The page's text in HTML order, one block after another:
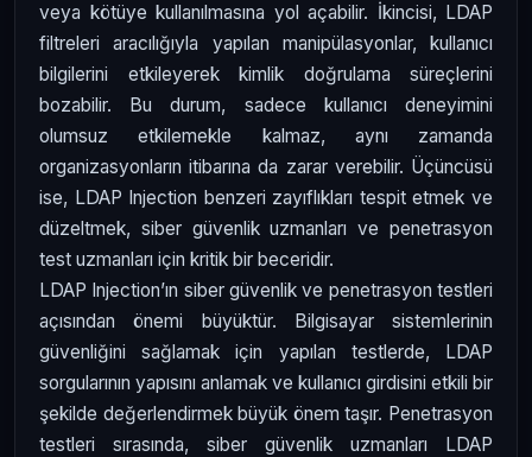
veya kötüye kullanılmasına yol açabilir. İkincisi, LDAP
filtreleri aracılığıyla yapılan manipülasyonlar, kullanıcı
bilgilerini etkileyerek kimlik doğrulama süreçlerini
bozabilir. Bu durum, sadece kullanıcı deneyimini
olumsuz etkilemekle kalmaz, aynı zamanda
organizasyonların itibarına da zarar verebilir. Üçüncüsü
ise, LDAP Injection benzeri zayıflıkları tespit etmek ve
düzeltmek, siber güvenlik uzmanları ve penetrasyon
test uzmanları için kritik bir beceridir.
LDAP Injection’ın siber güvenlik ve penetrasyon testleri
açısından önemi büyüktür. Bilgisayar sistemlerinin
güvenliğini sağlamak için yapılan testlerde, LDAP
sorgularının yapısını anlamak ve kullanıcı girdisini etkili bir
şekilde değerlendirmek büyük önem taşır. Penetrasyon
testleri sırasında, siber güvenlik uzmanları LDAP